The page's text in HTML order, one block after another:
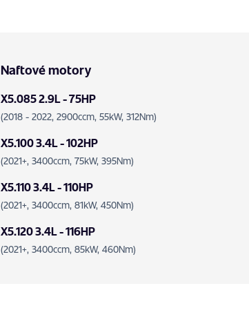
Naftové motory
X5.085 2.9L - 75HP
(2018 - 2022, 2900ccm, 55kW, 312Nm)
X5.100 3.4L - 102HP
(2021+, 3400ccm, 75kW, 395Nm)
X5.110 3.4L - 110HP
(2021+, 3400ccm, 81kW, 450Nm)
X5.120 3.4L - 116HP
(2021+, 3400ccm, 85kW, 460Nm)